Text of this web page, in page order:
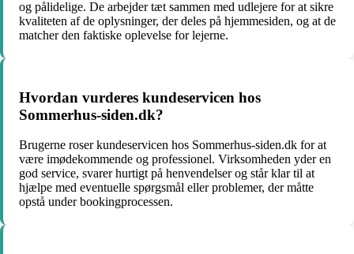
og pålidelige. De arbejder tæt sammen med udlejere for at sikre
kvaliteten af de oplysninger, der deles på hjemmesiden, og at de
matcher den faktiske oplevelse for lejerne.
Hvordan vurderes kundeservicen hos
Sommerhus-siden.dk?
Brugerne roser kundeservicen hos Sommerhus-siden.dk for at
være imødekommende og professionel. Virksomheden yder en
god service, svarer hurtigt på henvendelser og står klar til at
hjælpe med eventuelle spørgsmål eller problemer, der måtte
opstå under bookingprocessen.